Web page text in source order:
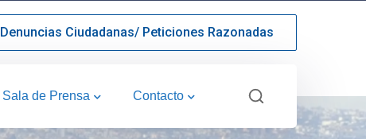
Denuncias Ciudadanas/ Peticiones Razonadas
Sala de Prensa Contacto